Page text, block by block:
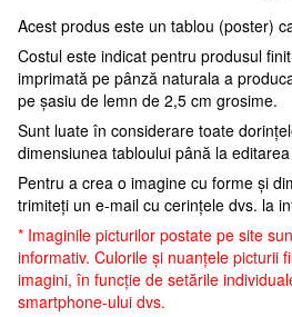
Acest produs este un tablou (poster)
Costul este indicat pentru produsul
imprimată pe pânză naturala a
pe șasiu de lemn de 2,5 cm grosime.
Sunt luate în considerare toate
dimensiunea tabloului până la
Pentru a crea o imagine cu forme și
trimiteți un e-mail cu cerințele dvs. la
* Imaginile picturilor postate pe site
informativ. Culorile și nuanțele picturii
imagini, în funcție de setările
smartphone-ului dvs.